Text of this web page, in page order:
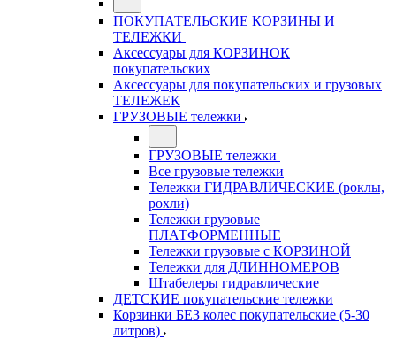
ПОКУПАТЕЛЬСКИЕ КОРЗИНЫ И
ТЕЛЕЖКИ
Аксессуары для КОРЗИНОК
покупательских
Аксессуары для покупательских и грузовых
ТЕЛЕЖЕК
ГРУЗОВЫЕ тележки
ГРУЗОВЫЕ тележки
Все грузовые тележки
Тележки ГИДРАВЛИЧЕСКИЕ (роклы,
рохли)
Тележки грузовые
ПЛАТФОРМЕННЫЕ
Тележки грузовые с КОРЗИНОЙ
Тележки для ДЛИННОМЕРОВ
Штабелеры гидравлические
ДЕТСКИЕ покупательские тележки
Корзинки БЕЗ колес покупательские (5-30
литров)